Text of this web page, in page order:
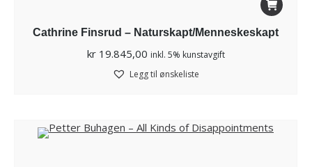
Cathrine Finsrud – Naturskapt/Menneskeskapt
kr19.845,00 inkl. 5% kunstavgift
Legg til ønskeliste